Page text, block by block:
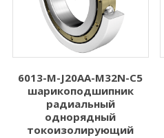
6013-M-J20AA-M32N-C5
шарикоподшипник
радиальный
однорядный
токоизолирующий